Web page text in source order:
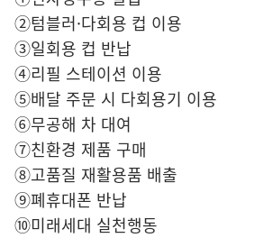
②텀블러·다회용 컵 이용
③일회용 컵 반납
④리필 스테이션 이용
⑤배달 주문 시 다회용기 이용
⑥무공해 차 대여
⑦친환경 제품 구매
⑧고품질 재활용품 배출
⑨폐휴대폰 반납
⑩미래세대 실천행동